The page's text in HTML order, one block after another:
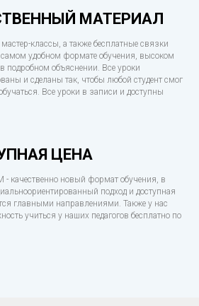
МАТЕРИАЛ
классы, а также бесплатные связки
удобном формате обучения, высоком
в подробном объяснении. Все уроки
и сделаны так, чтобы любой студент смог
Все уроки в записи и доступны
ЦЕНА
- качественно новый формат обучения, в
подход и доступная
главными направлениями. Также у нас
учиться у наших педагогов бесплатно по